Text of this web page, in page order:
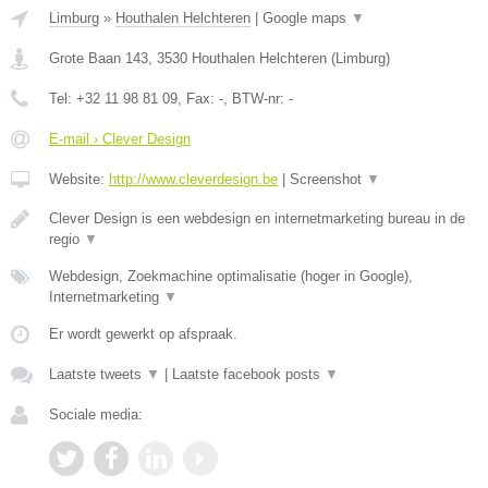
Limburg » Houthalen Helchteren Google maps ▼
Grote Baan 143, 3530 Houthalen Helchteren (Limburg)
Tel: +32 11 98 81 09, Fax: -, BTW-nr: -
E-mail › Clever Design
Website: http://www.cleverdesign.be Screenshot ▼
Clever Design is een webdesign en internetmarketing bureau in de
regio ▼
Webdesign, Zoekmachine optimalisatie (hoger in Google),
Internetmarketing ▼
Er wordt gewerkt op afspraak.
Laatste tweets ▼ Laatste facebook posts ▼
Sociale media: